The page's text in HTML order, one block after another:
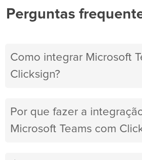
Perguntas
Como integrar Microsoft
Clicksign?
Por que fazer a
Microsoft Teams com